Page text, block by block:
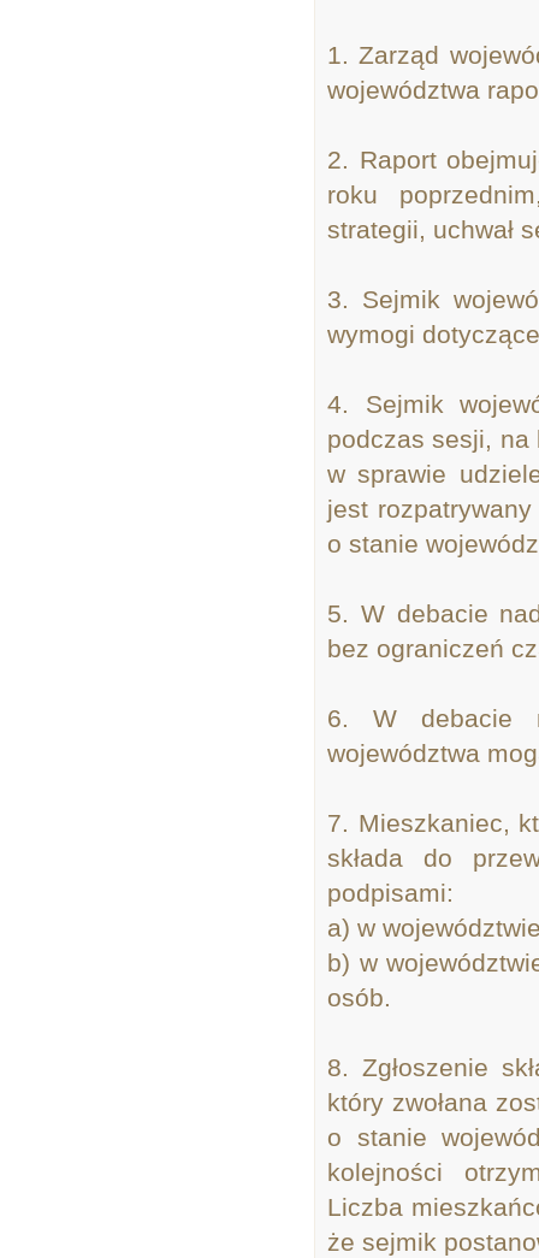
1. Zarząd
województwa
2. Raport
roku
strategii, uchwał
3. Sejmik
wymogi
4. Sejmik
podczas sesji, na
w sprawie
jest
o stanie
5. W debacie
bez ograniczeń
6. W debacie
województwa
7. Mieszkaniec,
składa do
podpisami:
a) w
b) w
osób.
8. Zgłoszenie
który zwołana
o stanie
kolejności
Liczba
że sejmik